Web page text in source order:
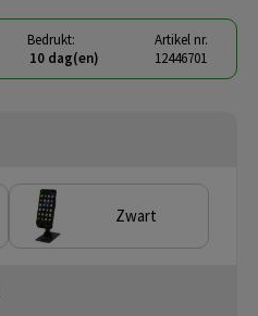
Bedrukt:
10 dag(en)
Artikel nr.
12446701
Zwart